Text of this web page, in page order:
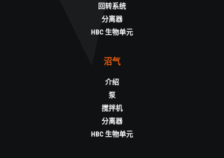
回转系统
分离器
HBC 生物单元
沼气
介绍
泵
搅拌机
分离器
HBC 生物单元